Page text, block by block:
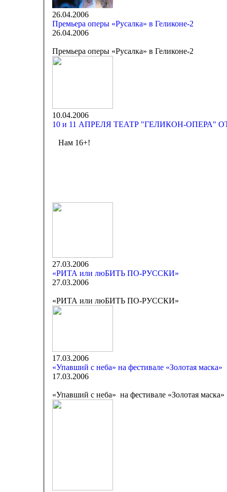
26.04.2006
Премьера оперы «Русалка» в Геликоне-2
26.04.2006
Премьера оперы «Русалка» в Геликоне-2
10.04.2006
10 и 11 АПРЕЛЯ ТЕАТР "ГЕЛИКОН-ОПЕРА"
Нам 16+!
27.03.2006
«РИТА или люБИТЬ ПО-РУССКИ»
27.03.2006
«РИТА или люБИТЬ ПО-РУССКИ»
17.03.2006
«Упавший с неба» на фестивале «Золотая маска»
17.03.2006
«Упавший с неба» на фестивале «Золотая маска»